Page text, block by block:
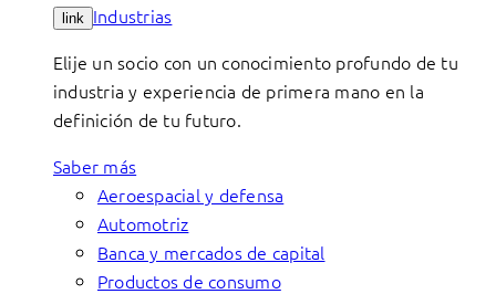
link Industrias
Elije un socio con un conocimiento profundo de tu
industria y experiencia de primera mano en la
definición de tu futuro.
Saber más
Aeroespacial y defensa
Automotriz
Banca y mercados de capital
Productos de consumo